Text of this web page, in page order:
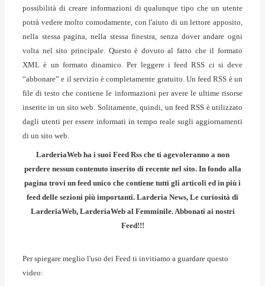
possibilità di creare informazioni di qualunque tipo che un utente
potrà vedere molto comodamente, con l'aiuto di un lettore apposito,
nella stessa pagina, nella stessa finestra, senza dover andare ogni
volta nel sito principale. Questo è dovuto al fatto che il formato
XML è un formato dinamico. Per leggere i feed RSS ci si deve
“abbonare” e il servizio è completamente gratuito. Un feed RSS è un
file di testo che contiene le informazioni per avere le ultime risorse
inserite in un sito web. Solitamente, quindi, un feed RSS è utilizzato
dagli utenti per essere informati in tempo reale sugli aggiornamenti
di un sito web.
LarderiaWeb ha i suoi Feed Rss che ti agevoleranno a non
perdere nessun contenuto inserito di recente nel sito. In fondo alla
pagina trovi un feed unico che contiene tutti gli articoli ed in più i
feed delle sezioni più importanti. Larderia News, Le curiosità di
LarderiaWeb, LarderiaWeb al Femminile. Abbonati ai nostri
Feed!!!
Per spiegare meglio l'uso dei Feed ti invitiamo a guardare questo
video: